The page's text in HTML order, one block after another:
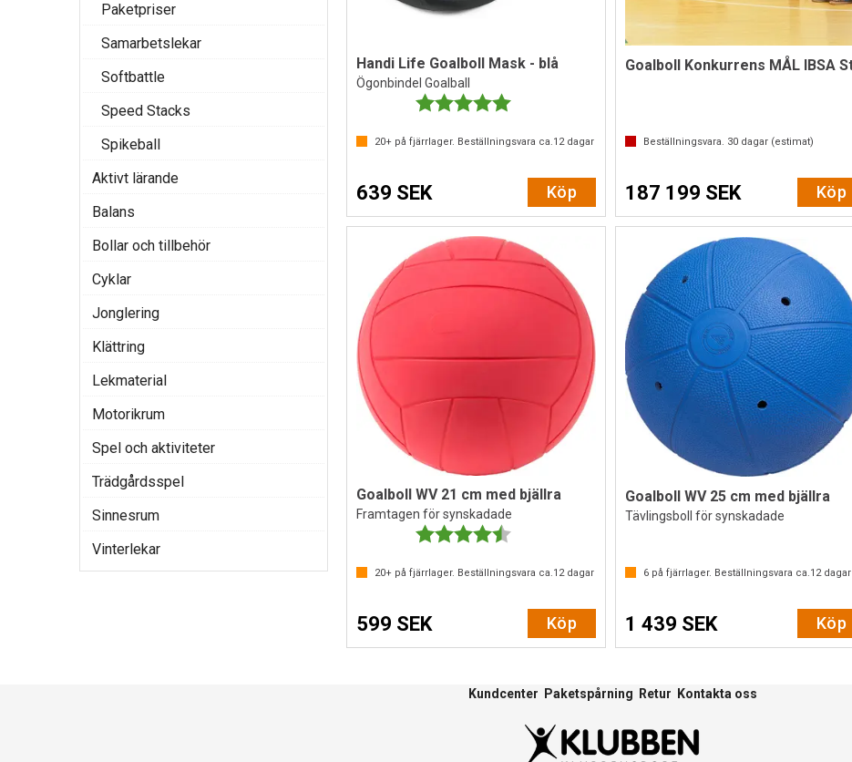
Paketpriser
Samarbetslekar
Softbattle
Speed Stacks
Spikeball
Aktivt lärande
Balans
Bollar och tillbehör
Cyklar
Jonglering
Klättring
Lekmaterial
Motorikrum
Spel och aktiviteter
Trädgårdsspel
Sinnesrum
Vinterlekar
Handi Life Goalboll Mask - blå
Ögonbindel Goalball
Betyg:
20+på fjärrlager. Beställningsvara ca.12dagar
639 SEK Köp
Beställningsvara. 30 dagar (estimat)
187 199 SEK Köp
Goalboll WV 21 cm med bjällra
Framtagen för synskadade
Betyg:
20+på fjärrlager. Beställningsvara ca.12dagar
599 SEK Köp
Goalboll WV 25 cm med bjällra
Tävlingsboll för synskadade
6 på fjärrlager. Beställningsvara ca.12dagar
1 439 SEK Köp
Kundcenter Paketspårning Retur Kontakta oss